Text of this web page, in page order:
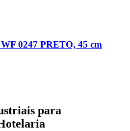
0247 PRETO, 45 cm
para